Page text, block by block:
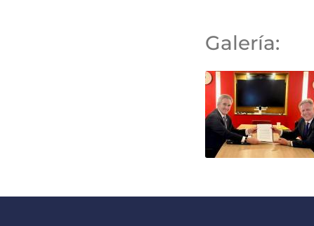
Galería: